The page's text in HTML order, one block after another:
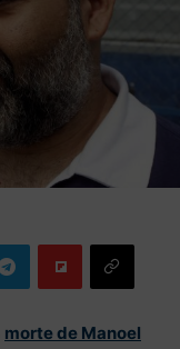
morte de Manoel